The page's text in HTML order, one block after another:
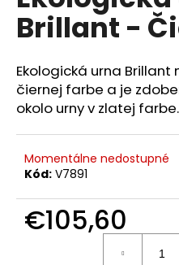
0,0
hviezdičiek.
Brillant -
Ekologická urna Brillant
čiernej farbe a je
okolo urny v zlatej farbe.
Momentálne nedostupné
Kód: V7891
€105,60
á
j
s
ť
?